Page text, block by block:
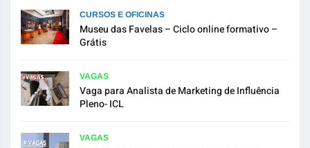
CURSOS E OFICINAS
Museu das Favelas – Ciclo online formativo –
Grátis
VAGAS
Vaga para Analista de Marketing de Influência
Pleno- ICL
VAGAS